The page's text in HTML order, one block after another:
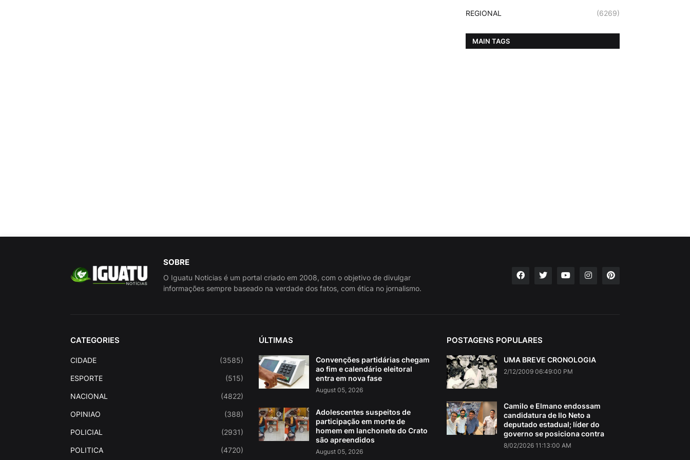
REGIONAL (6269)
MAIN TAGS
SOBRE
O Iguatu Noticias é um portal criado em 2008, com o objetivo de divulgar
informações sempre baseado na verdade dos fatos, com ética no jornalismo.
CATEGORIES
CIDADE (3585)
ESPORTE (515)
NACIONAL (4822)
OPINIAO (388)
POLICIAL (2931)
POLITICA (4720)
ÚLTIMAS
Convenções partidárias chegam
ao fim e calendário eleitoral
entra em nova fase
August 05, 2026
Adolescentes suspeitos de
participação em morte de
homem em lanchonete do Crato
são apreendidos
August 05, 2026
POSTAGENS POPULARES
UMA BREVE CRONOLOGIA
2/12/2009 06:49:00 PM
Camilo e Elmano endossam
candidatura de Ilo Neto a
deputado estadual; líder do
governo se posiciona contra
8/02/2026 11:13:00 AM